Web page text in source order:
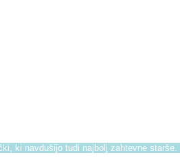
ki navdušijo tudi najbolj zahtevne starše.